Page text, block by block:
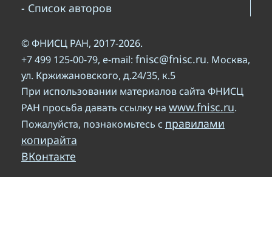
- Список авторов
© ФНИСЦ РАН, 2017-2026.
+7 499 125-00-79, e-mail: fnisc@fnisc.ru. Москва,
ул. Кржижановского, д.24/35, к.5
При использовании материалов сайта ФНИСЦ
РАН просьба давать ссылку на www.fnisc.ru.
Пожалуйста, познакомьтесь с правилами
копирайта
ВКонтакте